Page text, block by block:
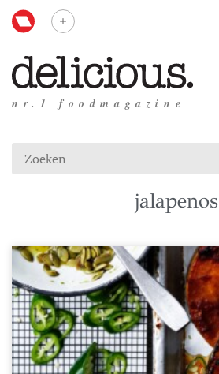
nr.1 foodmagazine
jalapenos